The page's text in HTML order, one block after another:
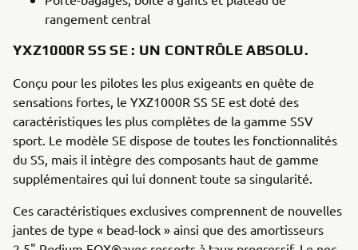
rangement central
YXZ1000R SS SE : UN CONTRÔLE ABSOLU.
Conçu pour les pilotes les plus exigeants en quête de
sensations fortes, le YXZ1000R SS SE est doté des
caractéristiques les plus complètes de la gamme SSV
sport. Le modèle SE dispose de toutes les fonctionnalités
du SS, mais il intègre des composants haut de gamme
supplémentaires qui lui donnent toute sa singularité.
Ces caractéristiques exclusives comprennent de nouvelles
jantes de type « bead-lock » ainsi que des amortisseurs